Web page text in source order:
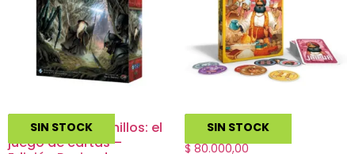
SIN STOCK
El Señor de los Anillos: el
juego de cartas –
SIN STOCK
Jaipur
$80.000,00